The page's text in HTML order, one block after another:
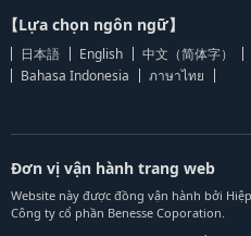
【Lựa chọn ngôn ngữ】
日本語 English 中文（简体字）
Bahasa Indonesia
ภาษาไทย
Đơn vị vận hành trang web
Website này được đồng vận hành bởi
Công ty cổ phần Benesse Coporation.